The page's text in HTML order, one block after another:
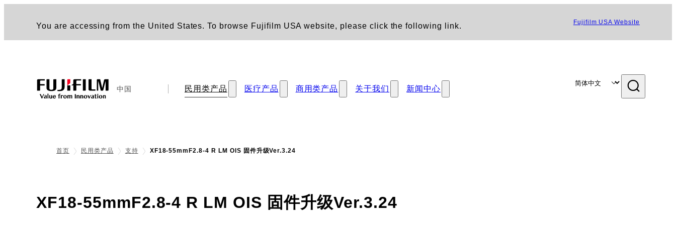
You are accessing from the United States. To browse Fujifilm USA website, please click the following link. Fujifilm USA Website
中国 民用类产品 医疗产品 商用类产品 关于我们 新闻中心
首页 民用类产品 支持 XF18-55mmF2.8-4 R LM OIS 固件升级Ver.3.24
XF18-55mmF2.8-4 R LM OIS 固件升级Ver.3.24